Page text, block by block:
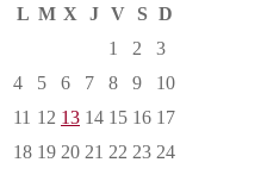
L M X J V S D
1
2
3
4
5 6 7 8 9
10
11 12 13 14 15 16 17
18 19 20 21 22 23 24